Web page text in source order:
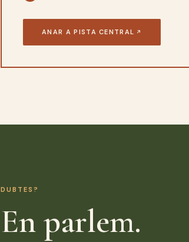
ANAR A PISTA CENTRAL
DUBTES?
En parlem.